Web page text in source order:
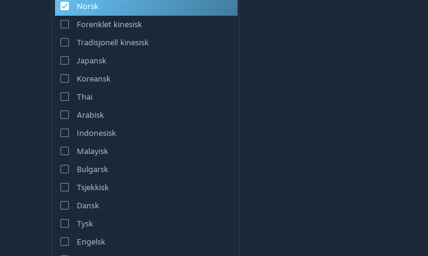
Norsk
Forenklet kinesisk
Tradisjonell kinesisk
Japansk
Koreansk
Thai
Arabisk
Indonesisk
Malayisk
Bulgarsk
Tsjekkisk
Dansk
Tysk
Engelsk